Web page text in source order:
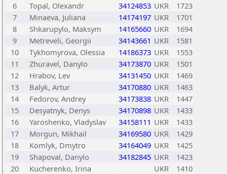
6
Topal, Olexandr 34124853 UKR
1723
7
Minaeva, Juliana 14174197 UKR
1701
8
Shkarupylo, Maksym 14165660 UKR
1694
9
Metreveli, Georgii 34143661 UKR
1581
10
Tykhomyrova, Olessia 14186373 UKR
1553
11
Zhuravel, Danylo 34173870 UKR
1501
12
Hrabov, Lev 34131450 UKR
1469
13
Balyk, Artur 34170880 UKR
1463
14
Fedorov, Andrey 34173838 UKR
1447
15
Desyatnyk, Denys 34170898 UKR
1433
16
Yaroshenko, Vladyslav 34158111 UKR
1433
17
Morgun, Mikhail 34169580 UKR
1429
18
Komlyk, Dmytro 34164049 UKR
1425
19
Shapoval, Danylo 34182845 UKR
1423
20
Kucherenko, Irina UKR
1410